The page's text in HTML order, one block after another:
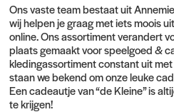
Ons vaste team bestaat uit
wij helpen je graag met iets moois
online. Ons assortiment verandert
plaats gemaakt voor speelgoed &
kledingassortiment constant uit
staan we bekend om onze leuke
Een cadeautje van “de Kleine” is
te krijgen!